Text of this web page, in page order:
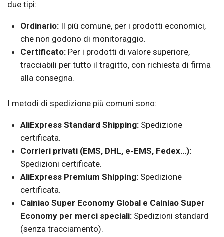
due tipi:
Ordinario:Il più comune, per i prodotti economici,
che non godono di monitoraggio.
Certificato:Per i prodotti di valore superiore,
tracciabili per tutto il tragitto, con richiesta di firma
alla consegna.
I metodi di spedizione più comuni sono:
AliExpress Standard Shipping:Spedizione
certificata.
Corrieri privati (EMS, DHL, e-EMS, Fedex…):
Spedizioni certificate.
AliExpress Premium Shipping:Spedizione
certificata.
Cainiao Super Economy Global e Cainiao Super
Economy per merci speciali:Spedizioni standard
(senza tracciamento).